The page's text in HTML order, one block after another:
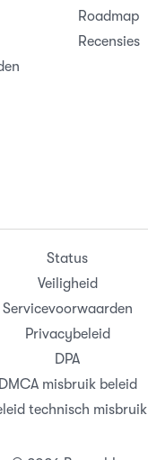
Roadmap
Recensies
Status
Veiligheid
Servicevoorwaarden
Privacybeleid
DPA
DMCA misbruik beleid
technisch misbruik